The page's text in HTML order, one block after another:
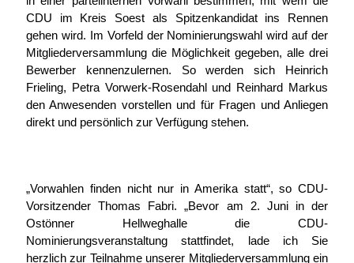
CDU im Kreis Soest als Spitzenkandidat ins Rennen
gehen wird. Im Vorfeld der Nominierungswahl wird auf der
Mitgliederversammlung die Möglichkeit gegeben, alle drei
Bewerber kennenzulernen. So werden sich Heinrich
Frieling, Petra Vorwerk-Rosendahl und Reinhard Markus
den Anwesenden vorstellen und für Fragen und Anliegen
direkt und persönlich zur Verfügung stehen.
Vorwahlen finden nicht nur in Amerika statt“, so CDU-
Vorsitzender Thomas Fabri. „Bevor am 2. Juni in der
Ostönner Hellweghalle die CDU-
Nominierungsveranstaltung stattfindet, lade ich Sie
herzlich zur Teilnahme unserer Mitgliederversammlung ein